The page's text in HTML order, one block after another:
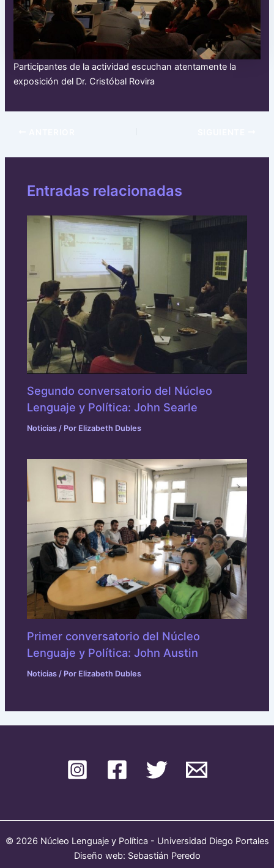
Participantes de la actividad escuchan atentamente la
exposición del Dr. Cristóbal Rovira
Entradas relacionadas
Segundo conversatorio del Núcleo
Lenguaje y Política: John Searle
Noticias / Por Elizabeth Dubles
Primer conversatorio del Núcleo
Lenguaje y Política: John Austin
Noticias / Por Elizabeth Dubles
© 2026 Núcleo Lenguaje y Política - Universidad Diego Portales
Diseño web: Sebastián Peredo